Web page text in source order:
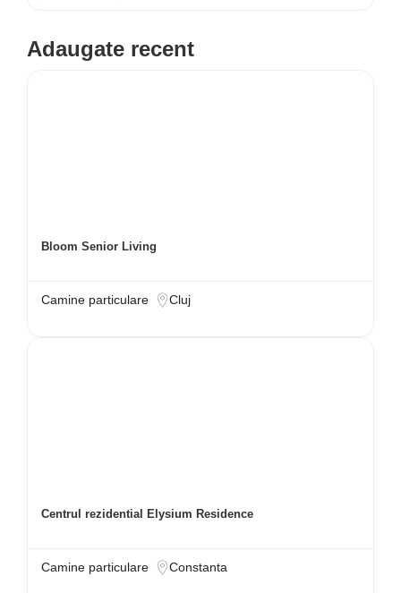
Adaugate recent
Bloom Senior Living
Camine particulare Cluj
Centrul rezidential Elysium Residence
Camine particulare Constanta